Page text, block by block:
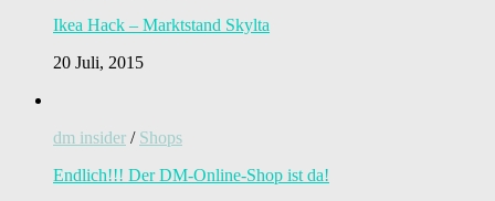
Ikea Hack – Marktstand Skylta
20 Juli, 2015
dm insider / Shops
Endlich!!! Der DM-Online-Shop ist da!